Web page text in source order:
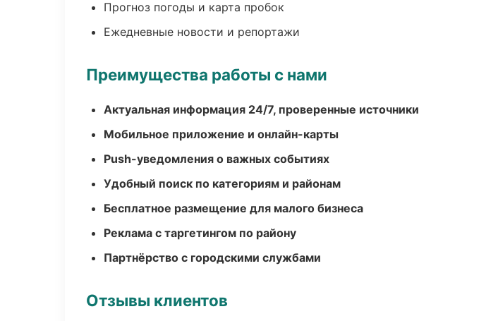
Прогноз погоды и карта пробок
Ежедневные новости и репортажи
Преимущества работы с нами
Актуальная информация 24/7, проверенные источники
Мобильное приложение и онлайн-карты
Push-уведомления о важных событиях
Удобный поиск по категориям и районам
Бесплатное размещение для малого бизнеса
Реклама с таргетингом по району
Партнёрство с городскими службами
Отзывы клиентов